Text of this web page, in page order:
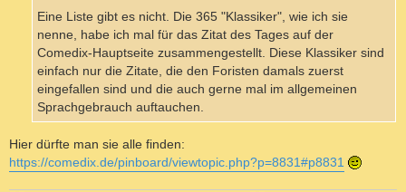
Eine Liste gibt es nicht. Die 365 "Klassiker", wie ich sie
nenne, habe ich mal für das Zitat des Tages auf der
Comedix-Hauptseite zusammengestellt. Diese Klassiker sind
einfach nur die Zitate, die den Foristen damals zuerst
eingefallen sind und die auch gerne mal im allgemeinen
Sprachgebrauch auftauchen.
Hier dürfte man sie alle finden:
https://comedix.de/pinboard/viewtopic.php?p=8831#p8831